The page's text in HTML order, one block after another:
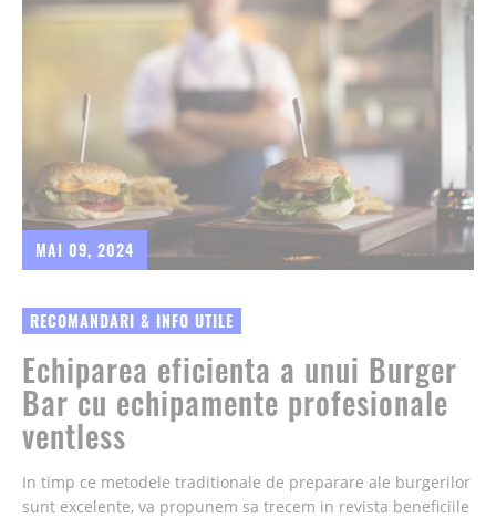
MAI 09, 2024
RECOMANDARI & INFO UTILE
Echiparea eficienta a unui Burger
Bar cu echipamente profesionale
ventless
In timp ce metodele traditionale de preparare ale burgerilor
sunt excelente, va propunem sa trecem in revista beneficiile